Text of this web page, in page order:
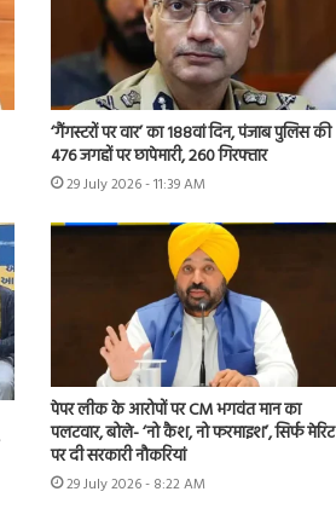
‘गैंगस्टरों पर वार’ का 188वां दिन, पंजाब पुलिस की
476 जगहों पर छापेमारी, 260 गिरफ्तार
29 July 2026 - 11:39 AM
पेपर लीक के आरोपों पर CM भगवंत मान का
पलटवार, बोले- ‘नो कैश, नो फरमाइश’, सिर्फ मेरिट
पर दी सरकारी नौकरियां
29 July 2026 - 8:22 AM